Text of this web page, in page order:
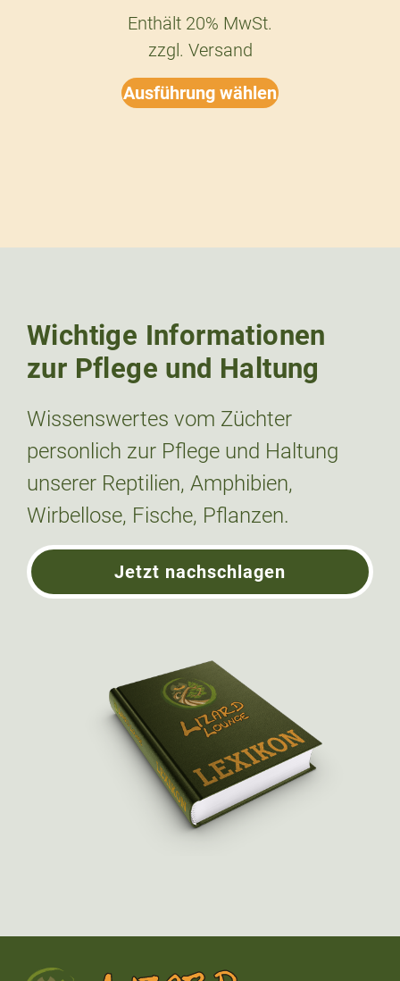
Enthält 20% MwSt.
zzgl. Versand
Ausführung wählen
Wichtige Informationen
zur Pflege und Haltung
Wissenswertes vom Züchter
personlich zur Pflege und Haltung
unserer Reptilien, Amphibien,
Wirbellose, Fische, Pflanzen.
Jetzt nachschlagen